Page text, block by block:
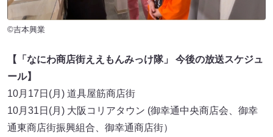
©吉本興業
【「なにわ商店街ええもんみっけ隊」 今後の放送スケジュ
ール】
10月17日(月) 道具屋筋商店街
10月31日(月) 大阪コリアタウン (御幸通中央商店会、御幸
通東商店街振興組合、御幸通商店街）